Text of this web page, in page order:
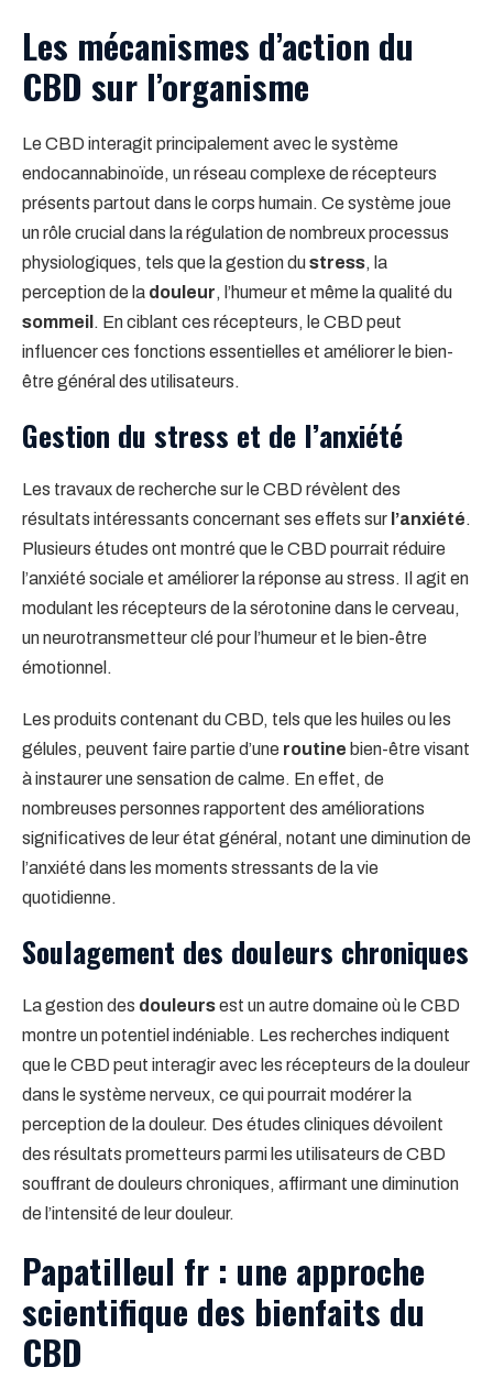
Les mécanismes d’action du
CBD sur l’organisme
Le CBD interagit principalement avec le système
endocannabinoïde, un réseau complexe de récepteurs
présents partout dans le corps humain. Ce système joue
un rôle crucial dans la régulation de nombreux processus
physiologiques, tels que la gestion dustress, la
perception de la douleur, l’humeur et même la qualité du
sommeil . En ciblant ces récepteurs, le CBD peut
influencer ces fonctions essentielles et améliorer le bien-
être général des utilisateurs.
Gestion du stress et de l’anxiété
Les travaux de recherche sur le CBD révèlent des
résultats intéressants concernant ses effets sur l’anxiété.
Plusieurs études ont montré que le CBD pourrait réduire
l’anxiété sociale et améliorer la réponse au stress. Il agit en
modulant les récepteurs de la sérotonine dans le cerveau,
un neurotransmetteur clé pour l’humeur et le bien-être
émotionnel.
Les produits contenant du CBD, tels que les huiles ou les
gélules, peuvent faire partie d’une routine bien-être visant
à instaurer une sensation de calme. En effet, de
nombreuses personnes rapportent des améliorations
significatives de leur état général, notant une diminution de
l’anxiété dans les moments stressants de la vie
quotidienne.
Soulagement des douleurs chroniques
La gestion des douleursest un autre domaine où le CBD
montre un potentiel indéniable. Les recherches indiquent
que le CBD peut interagir avec les récepteurs de la douleur
dans le système nerveux, ce qui pourrait modérer la
perception de la douleur. Des études cliniques dévoilent
des résultats prometteurs parmi les utilisateurs de CBD
souffrant de douleurs chroniques, affirmant une diminution
de l’intensité de leur douleur.
Papatilleul fr : une approche
scientifique des bienfaits du
CBD